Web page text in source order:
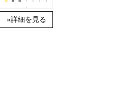
»詳細を見る